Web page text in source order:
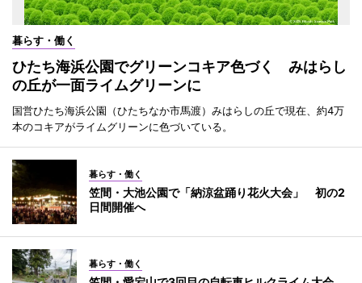
暮らす・働く
ひたち海浜公園でグリーンコキア色づく みはらし
の丘が一面ライムグリーンに
国営ひたち海浜公園（ひたちなか市馬渡）みはらしの丘で現在、約4万
本のコキアがライムグリーンに色づいている。
暮らす・働く
笠間・大池公園で「納涼盆踊り花火大会」 初の2
日間開催へ
暮らす・働く